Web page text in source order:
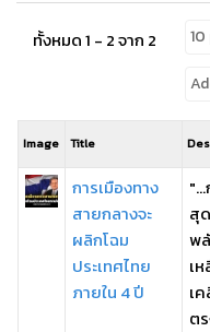
ทั้งหมด 1 - 2 จาก 2
Image Title
การเมืองทาง
สายกลางจะ
ผลิกโฉม
ประเทศไทย
ภายใน 4 ปี
สุ
พ
เ
เ
ต